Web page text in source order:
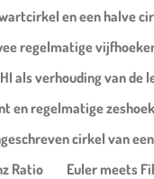
en een halve
regelmatige
als verhouding van de
en regelmatige zeshoek
cirkel van
Ratio
Euler meets